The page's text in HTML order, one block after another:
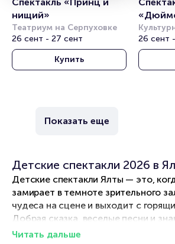
нищий»
Театриум на Серпуховке
26 сент - 27 сент
Купить
26 сент
Показать еще
Детские спектакли 2026 в
Детские спектакли Ялты — это,
замирает в темноте зрительного
чудеса на сцене и выходит с
Добрая сказка, веселые песни и
вот что нужно для семейного
Читать дальше